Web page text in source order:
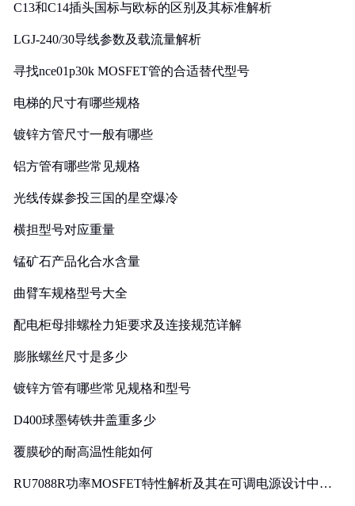
C13和C14插头国标与欧标的区别及其标准解析
LGJ-240/30导线参数及载流量解析
寻找nce01p30k MOSFET管的合适替代型号
电梯的尺寸有哪些规格
镀锌方管尺寸一般有哪些
铝方管有哪些常见规格
光线传媒参投三国的星空爆冷
横担型号对应重量
锰矿石产品化合水含量
曲臂车规格型号大全
配电柜母排螺栓力矩要求及连接规范详解
膨胀螺丝尺寸是多少
镀锌方管有哪些常见规格和型号
D400球墨铸铁井盖重多少
覆膜砂的耐高温性能如何
RU7088R功率MOSFET特性解析及其在可调电源设计中的